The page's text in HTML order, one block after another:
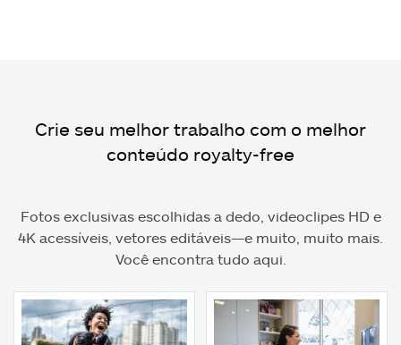
Crie seu melhor trabalho com o melhor
conteúdo royalty-free
Fotos exclusivas escolhidas a dedo, videoclipes HD e
4K acessíveis, vetores editáveis—e muito, muito mais.
Você encontra tudo aqui.